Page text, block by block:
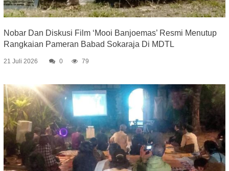
Nobar Dan Diskusi Film ‘Mooi Banjoemas’ Resmi Menutup
Rangkaian Pameran Babad Sokaraja Di MDTL
21 Juli 2026 0 79